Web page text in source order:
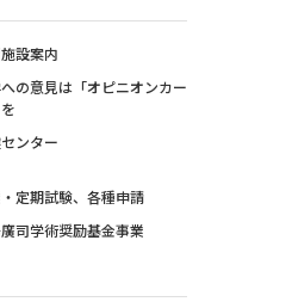
設案内
の意見は「オピニオンカー
ンター
定期試験、各種申請
司学術奨励基金事業